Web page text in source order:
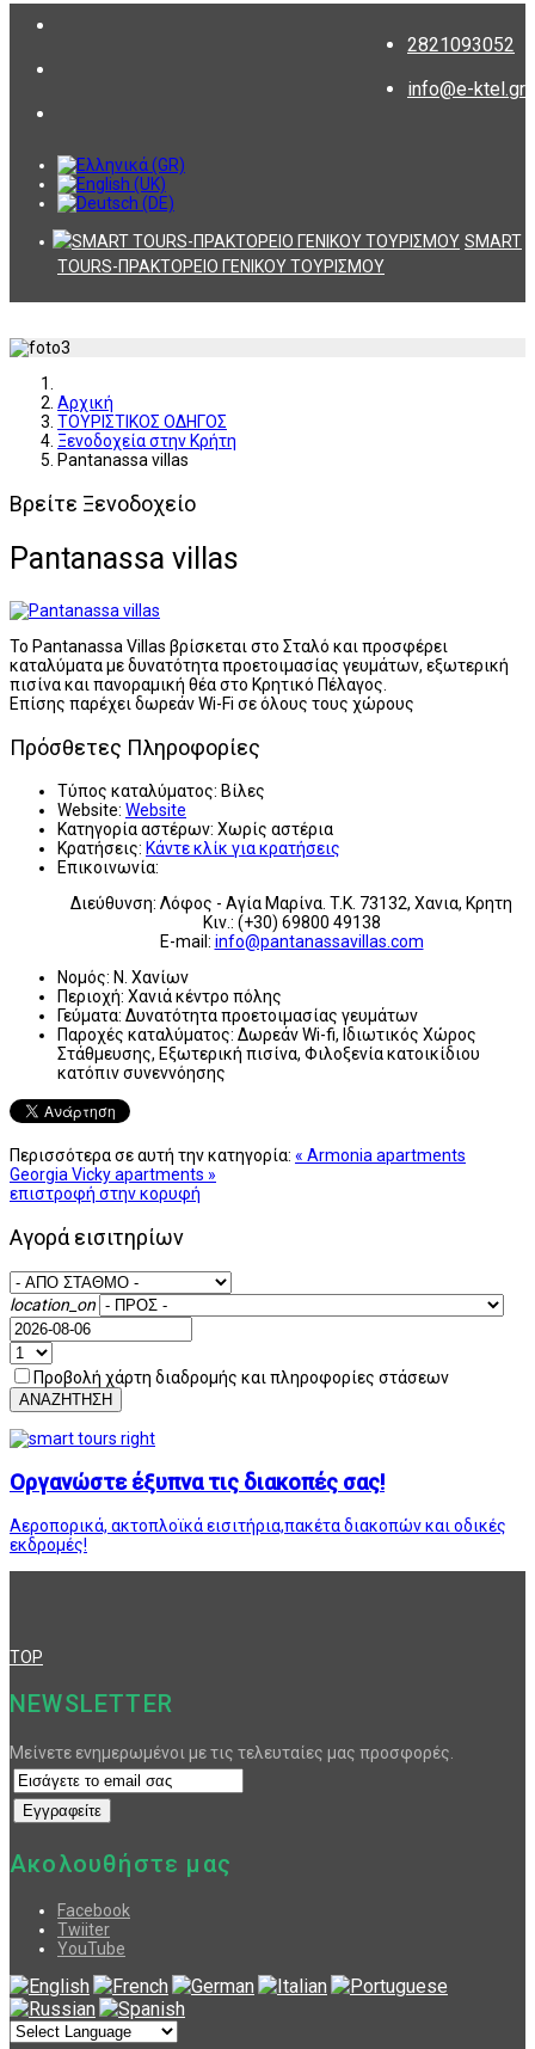
2821093052
info@e-ktel.gr
SMART
TOURS-ΠΡΑΚΤΟΡΕΙΟ ΓΕΝΙΚΟΥ ΤΟΥΡΙΣΜΟΥ
Αρχική
ΤΟΥΡΙΣΤΙΚΟΣ ΟΔΗΓΟΣ
Ξενοδοχεία στην Κρήτη
Pantanassa villas
Βρείτε Ξενοδοχείο
Pantanassa villas
Το Pantanassa Villas βρίσκεται στο Σταλό και προσφέρει
καταλύματα με δυνατότητα προετοιμασίας γευμάτων, εξωτερική
πισίνα και πανοραμική θέα στο Κρητικό Πέλαγος.
Επίσης παρέχει δωρεάν Wi-Fi σε όλους τους χώρους
Πρόσθετες Πληροφορίες
Τύπος καταλύματος: Βίλες
Website: Website
Κατηγορία αστέρων: Χωρίς αστέρια
Κρατήσεις: Κάντε κλίκ για κρατήσεις
Επικοινωνία:
Διεύθυνση: Λόφος - Αγία Μαρίνα. T.K. 73132, Xανια, Κρητη
Κιν.: (+30) 69800 49138
E-mail: info@pantanassavillas.com
Νομός: Ν. Χανίων
Περιοχή: Χανιά κέντρο πόλης
Γεύματα: Δυνατότητα προετοιμασίας γευμάτων
Παροχές καταλύματος: Δωρεάν Wi-fi, Ιδιωτικός Χώρος
Στάθμευσης, Εξωτερική πισίνα, Φιλοξενία κατοικίδιου
κατόπιν συνεννόησης
Περισσότερα σε αυτή την κατηγορία: « Armonia apartments
Georgia Vicky apartments »
επιστροφή στην κορυφή
Αγορά εισιτηρίων
location_on
Προβολή χάρτη διαδρομής και πληροφορίες στάσεων
ΑΝΑΖΗΤΗΣΗ
Οργανώστε έξυπνα τις διακοπές σας!
Αεροπορικά, ακτοπλοϊκά εισιτήρια,πακέτα διακοπών και οδικές
εκδρομές!
TOP
NEWSLETTER
Μείνετε ενημερωμένοι με τις τελευταίες μας προσφορές.
Ακολουθήστε μας
Facebook
Twiiter
YouTube